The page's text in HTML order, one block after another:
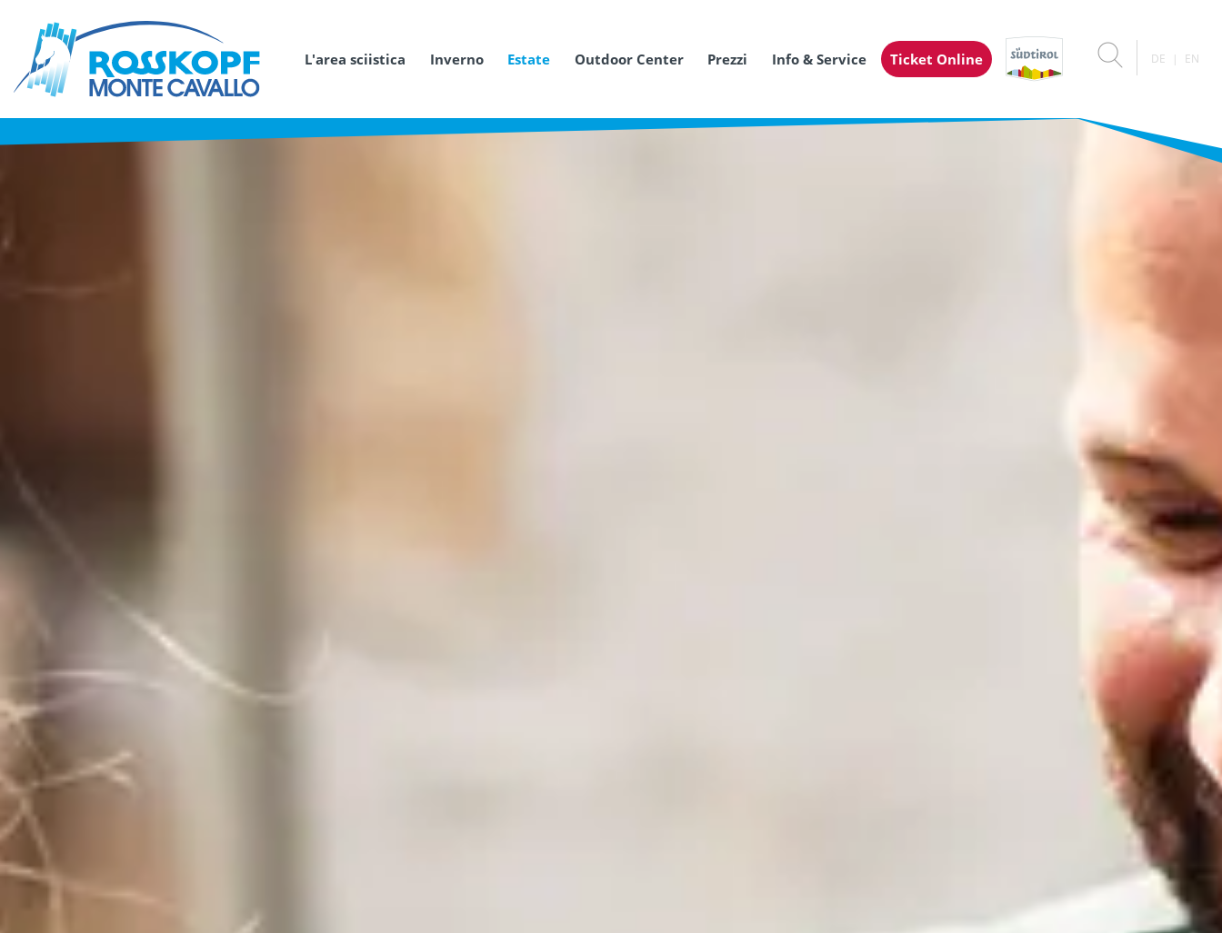
L'area sciistica Inverno Estate Outdoor Center Prezzi Info & Service Ticket Online DE EN